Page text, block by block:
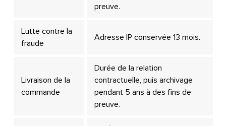
preuve.
Lutte contre la
fraude
Adresse IP conservée 13 mois.
Livraison de la
commande
Durée de la relation
contractuelle, puis archivage
pendant 5 ans à des fins de
preuve.